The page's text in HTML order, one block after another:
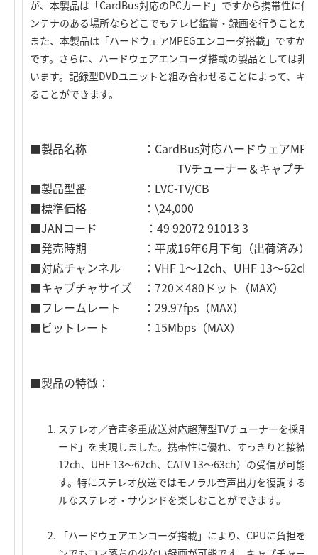
が、本製品は「CardBus対応のPCカード」ですから携帯性に
ンテナのある場所ならどこでもテレビ鑑賞・録画を行うことが
また、本製品は「ハードウェアMPEGエンコーダ搭載」ですか
です。さらに、ハードウェアエンコーダ搭載の製品としては非
います。記録型DVDユニットと組み合わせることによって、キ
ることができます。
■製品名称 ：CardBus対応ハードウェアMPEG-1
TVチューナー＆キャプチャカ
■製品型番 ：LVC-TV/CB
■標準価格 ：\24,000
■JANコード ：49 92072 91013 3
■発売時期 ：平成16年6月下旬（出荷済み）
■対応チャンネル ：VHF 1～12ch、UHF 13～62ch
■キャプチャサイズ ：720×480ドット（MAX）
■フレームレート ：29.97fps（MAX）
■ビットレート ：15Mbps（MAX）
■製品の特徴：
ステレオ／音声多重放送対応超薄型TVチューナーを採用
ード」を実現しました。携帯性に優れ、すっきりと接続
12ch、UHF 13～62ch、CATV 13～63ch）の受信が可能
す。特にステレオ放送ではモノラル音声出力を復調する
ルなステレオ・サウンドを楽しむことができます。
「ハードウェアエンコーダ搭載」により、CPUに負担